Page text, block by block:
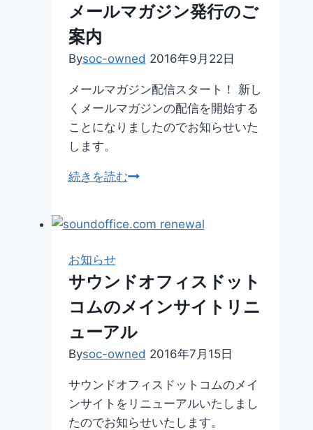
メールマガジン発行のご
案内
Bysoc-owned 2016年9月22日
メールマガジン配信スタート！ 新し
くメールマガジンの配信を開始する
ことになりましたのでお知らせいた
します。
続きを読むメ
マ
ン
発
行
ご
案
内
お知らせ
サウンドオフィスドット
コムのメインサイトリニ
ューアル
Bysoc-owned 2016年7月15日
サウンドオフィスドットコムのメイ
ンサイトをリニューアルいたしまし
たのでお知らせいたします。